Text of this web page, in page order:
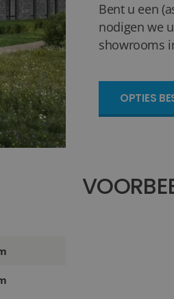
Bent u een
nodigen we
showrooms
OPTIES